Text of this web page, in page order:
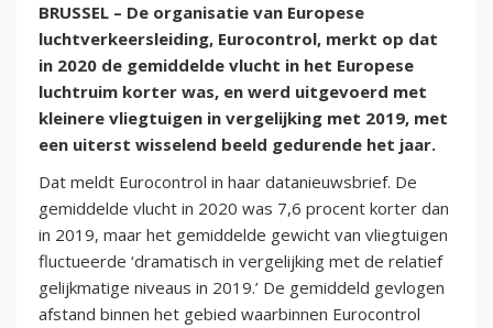
BRUSSEL – De organisatie van Europese
luchtverkeersleiding, Eurocontrol, merkt op dat
in 2020 de gemiddelde vlucht in het Europese
luchtruim korter was, en werd uitgevoerd met
kleinere vliegtuigen in vergelijking met 2019, met
een uiterst wisselend beeld gedurende het jaar.
Dat meldt Eurocontrol in haar datanieuwsbrief. De
gemiddelde vlucht in 2020 was 7,6 procent korter dan
in 2019, maar het gemiddelde gewicht van vliegtuigen
fluctueerde ‘dramatisch in vergelijking met de relatief
gelijkmatige niveaus in 2019.’ De gemiddeld gevlogen
afstand binnen het gebied waarbinnen Eurocontrol